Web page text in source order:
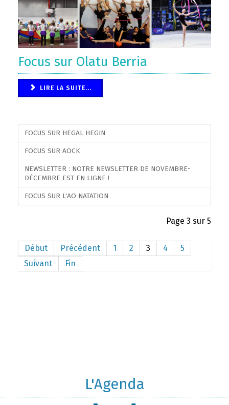
L'Agenda
Focus sur Olatu Berria
LIRE LA SUITE...
FOCUS SUR HEGAL HEGIN
FOCUS SUR AOCK
NEWSLETTER : NOTRE NEWSLETTER DE NOVEMBRE-
DÉCEMBRE EST EN LIGNE !
FOCUS SUR L'AO NATATION
Page 3 sur 5
Début Précédent 1 2 3 4
5
Suivant
Fin